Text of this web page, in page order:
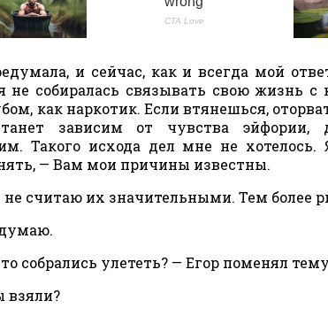
и сейчас, как и всегда мой
не собиралась связывать свою жизнь
как наркотик. Если втянешься,
зависим от чувства эйфории,
Такого исхода дел мне не
— Вам мои причины известны.
не считаю их значительными. Тем более
собрались улететь? — Егор поменял
взяли?